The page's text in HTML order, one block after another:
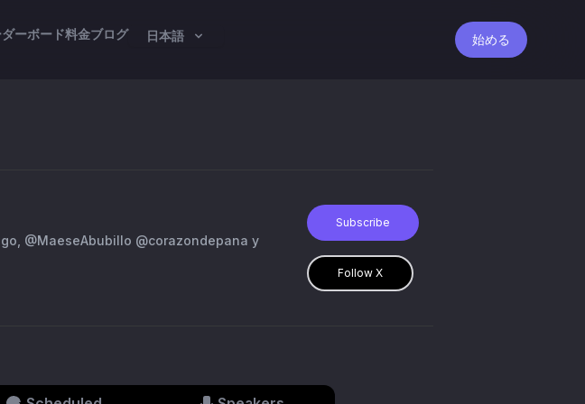
ダーボード料金ブログ 日本語 始める
@MaeseAbubillo @corazondepana y
Subscribe
Follow X